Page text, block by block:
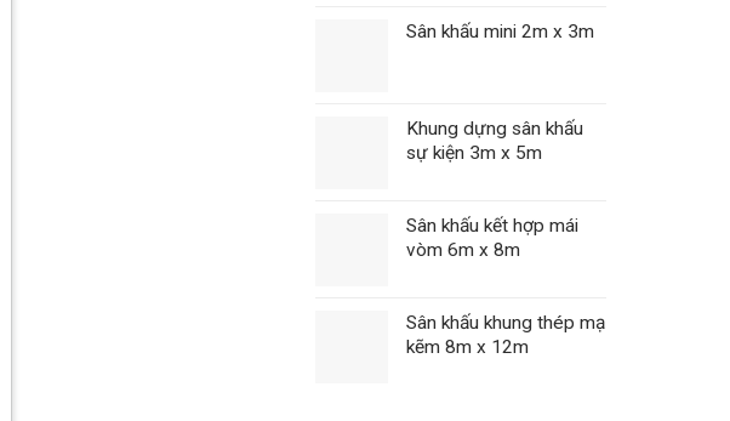
Sân khấu mini 2m x 3m
Khung dựng sân khấu
sự kiện 3m x 5m
Sân khấu kết hợp mái
vòm 6m x 8m
Sân khấu khung thép mạ
kẽm 8m x 12m